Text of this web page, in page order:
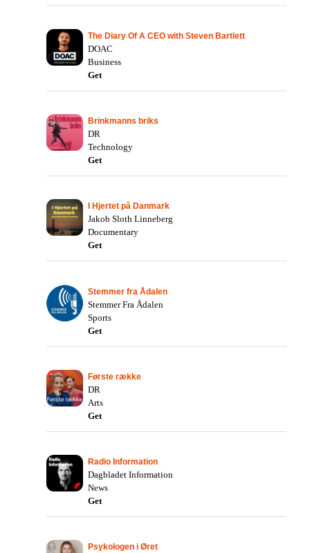
The Diary Of A CEO with Steven Bartlett
DOAC
Business
Get
Brinkmanns briks
DR
Technology
Get
I Hjertet på Danmark
Jakob Sloth Linneberg
Documentary
Get
Stemmer fra Ådalen
Stemmer Fra Ådalen
Sports
Get
Første række
DR
Arts
Get
Radio Information
Dagbladet Information
News
Get
Psykologen i Øret